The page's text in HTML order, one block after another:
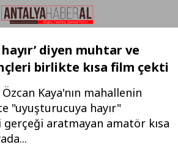
diyen muhtar ve
birlikte kısa film çekti
Kaya'nın mahallenin
"uyuşturucuya hayır"
gerçeği aratmayan amatör kısa